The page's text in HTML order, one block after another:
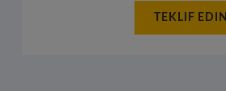
TEKLIF EDIN